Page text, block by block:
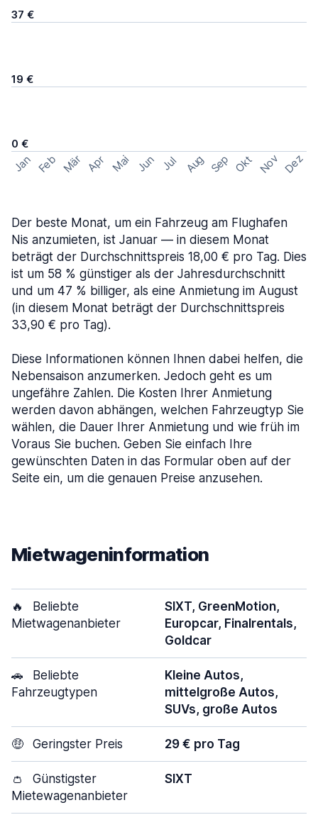
37 €
19 €
0 €
Jan Feb Mär Apr Mai Jun Jul Aug Sep Okt Nov Dez
Der beste Monat, um ein Fahrzeug am Flughafen
Nis anzumieten, ist Januar — in diesem Monat
beträgt der Durchschnittspreis 18,00 € pro Tag. Dies
ist um 58 % günstiger als der Jahresdurchschnitt
und um 47 % billiger, als eine Anmietung im August
(in diesem Monat beträgt der Durchschnittspreis
33,90 € pro Tag).
Diese Informationen können Ihnen dabei helfen, die
Nebensaison anzumerken. Jedoch geht es um
ungefähre Zahlen. Die Kosten Ihrer Anmietung
werden davon abhängen, welchen Fahrzeugtyp Sie
wählen, die Dauer Ihrer Anmietung und wie früh im
Voraus Sie buchen. Geben Sie einfach Ihre
gewünschten Daten in das Formular oben auf der
Seite ein, um die genauen Preise anzusehen.
Mietwageninformation
🔥
Beliebte
Mietwagenanbieter
SIXT, GreenMotion,
Europcar, Finalrentals,
Goldcar
🚗
Beliebte
Fahrzeugtypen
Kleine Autos,
mittelgroße Autos,
SUVs, große Autos
🤑 Geringster Preis 29 € pro Tag
👛
Günstigster
Mietewagenanbieter
SIXT